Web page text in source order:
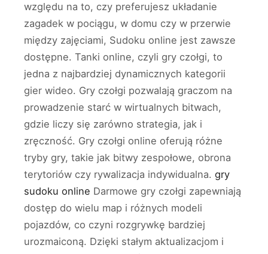
względu na to, czy preferujesz układanie
zagadek w pociągu, w domu czy w przerwie
między zajęciami, Sudoku online jest zawsze
dostępne. Tanki online, czyli gry czołgi, to
jedna z najbardziej dynamicznych kategorii
gier wideo. Gry czołgi pozwalają graczom na
prowadzenie starć w wirtualnych bitwach,
gdzie liczy się zarówno strategia, jak i
zręczność. Gry czołgi online oferują różne
tryby gry, takie jak bitwy zespołowe, obrona
terytoriów czy rywalizacja indywidualna. gry
sudoku online Darmowe gry czołgi zapewniają
dostęp do wielu map i różnych modeli
pojazdów, co czyni rozgrywkę bardziej
urozmaiconą. Dzięki stałym aktualizacjom i